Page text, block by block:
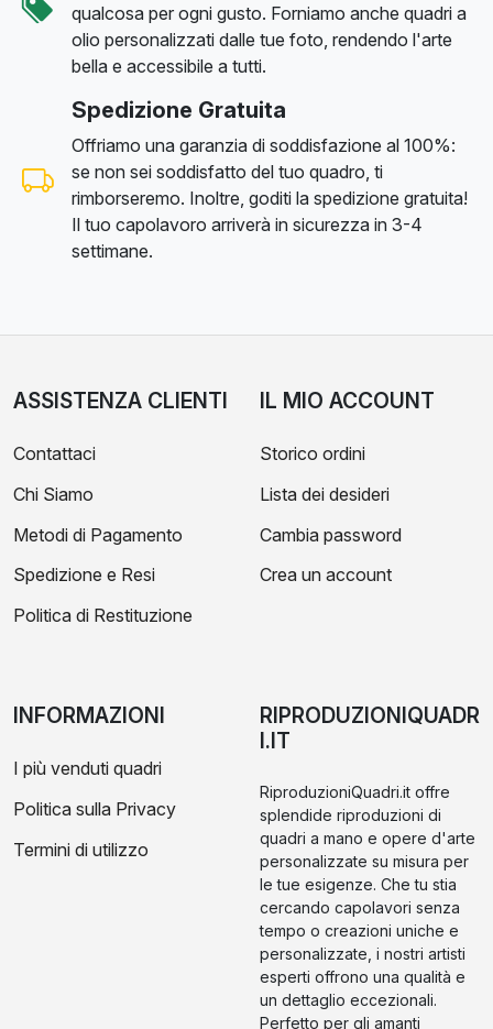
qualcosa per ogni gusto. Forniamo anche quadri a
olio personalizzati dalle tue foto, rendendo l'arte
bella e accessibile a tutti.
Spedizione Gratuita
Offriamo una garanzia di soddisfazione al 100%:
se non sei soddisfatto del tuo quadro, ti
rimborseremo. Inoltre, goditi la spedizione gratuita!
Il tuo capolavoro arriverà in sicurezza in 3-4
settimane.
ASSISTENZA CLIENTI
Contattaci
Chi Siamo
Metodi di Pagamento
Spedizione e Resi
Politica di Restituzione
IL MIO ACCOUNT
Storico ordini
Lista dei desideri
Cambia password
Crea un account
INFORMAZIONI
I più venduti quadri
Politica sulla Privacy
Termini di utilizzo
RIPRODUZIONIQUADR
I.IT
RiproduzioniQuadri.it offre
splendide riproduzioni di
quadri a mano e opere d'arte
personalizzate su misura per
le tue esigenze. Che tu stia
cercando capolavori senza
tempo o creazioni uniche e
personalizzate, i nostri artisti
esperti offrono una qualità e
un dettaglio eccezionali.
Perfetto per gli amanti